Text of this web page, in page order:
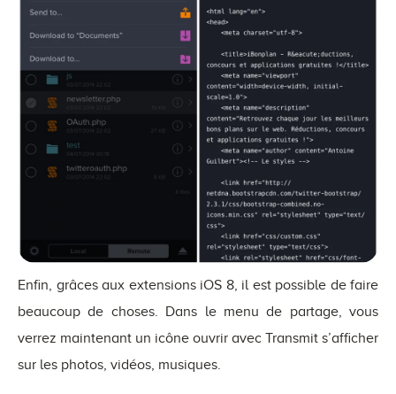
Enfin, grâces aux extensions iOS 8, il est possible de faire
beaucoup de choses. Dans le menu de partage, vous
verrez maintenant un icône ouvrir avec Transmit s’afficher
sur les photos, vidéos, musiques.